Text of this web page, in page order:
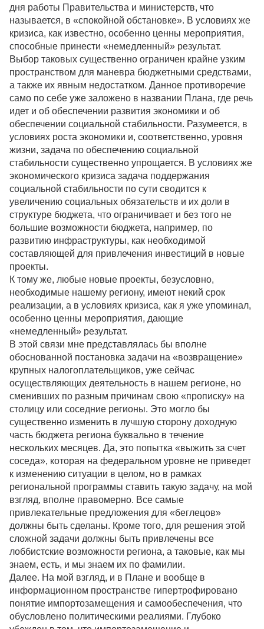
дня работы Правительства и министерств, что
называется, в «спокойной обстановке». В условиях же
кризиса, как известно, особенно ценны мероприятия,
способные принести «немедленный» результат.
Выбор таковых существенно ограничен крайне узким
пространством для маневра бюджетными средствами,
а также их явным недостатком. Данное противоречие
само по себе уже заложено в названии Плана, где речь
идет и об обеспечении развития экономики и об
обеспечении социальной стабильности. Разумеется, в
условиях роста экономики и, соответственно, уровня
жизни, задача по обеспечению социальной
стабильности существенно упрощается. В условиях же
экономического кризиса задача поддержания
социальной стабильности по сути сводится к
увеличению социальных обязательств и их доли в
структуре бюджета, что ограничивает и без того не
большие возможности бюджета, например, по
развитию инфраструктуры, как необходимой
составляющей для привлечения инвестиций в новые
проекты.
К тому же, любые новые проекты, безусловно,
необходимые нашему региону, имеют некий срок
реализации, а в условиях кризиса, как я уже упоминал,
особенно ценны мероприятия, дающие
«немедленный» результат.
В этой связи мне представлялась бы вполне
обоснованной постановка задачи на «возвращение»
крупных налогоплательщиков, уже сейчас
осуществляющих деятельность в нашем регионе, но
сменивших по разным причинам свою «прописку» на
столицу или соседние регионы. Это могло бы
существенно изменить в лучшую сторону доходную
часть бюджета региона буквально в течение
нескольких месяцев. Да, это попытка «выжить за счет
соседа», которая на федеральном уровне не приведет
к изменению ситуации в целом, но в рамках
региональной программы ставить такую задачу, на мой
взгляд, вполне правомерно. Все самые
привлекательные предложения для «беглецов»
должны быть сделаны. Кроме того, для решения этой
сложной задачи должны быть привлечены все
лоббистские возможности региона, а таковые, как мы
знаем, есть, и мы знаем их по фамилии.
Далее. На мой взгляд, и в Плане и вообще в
информационном пространстве гипертрофировано
понятие импортозамещения и самообеспечения, что
обусловлено политическими реалиями. Глубоко